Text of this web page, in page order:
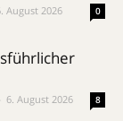
August 2026 0
6. August 2026 8